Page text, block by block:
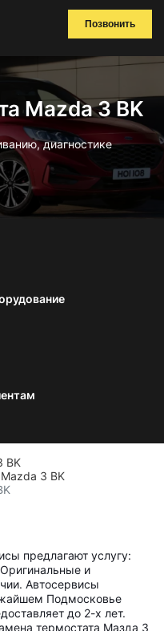
Позвонить
Mazda 3 BK
диагностике
BK
3 BK
предлагают услугу:
и
Автосервисы
Подмосковье
до 2-х лет.
термостата Мазда 3